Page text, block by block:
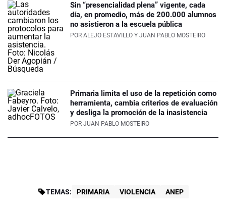
Sin “presencialidad plena” vigente, cada
día, en promedio, más de 200.000 alumnos
no asistieron a la escuela pública
POR ALEJO ESTAVILLO Y JUAN PABLO MOSTEIRO
Primaria limita el uso de la repetición como
herramienta, cambia criterios de evaluación
y desliga la promoción de la inasistencia
POR JUAN PABLO MOSTEIRO
TEMAS: PRIMARIA VIOLENCIA ANEP